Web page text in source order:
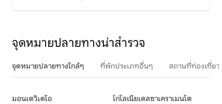
จุดหมายปลายทางน่าสำรวจ
จุดหมายปลายทางใกล้ๆ ที่พักประเภทอื่นๆ สถานที่ท่องเที่ย
มอนเตวิเดโอ
โกโลเนียเดลซาเคราเมนโต